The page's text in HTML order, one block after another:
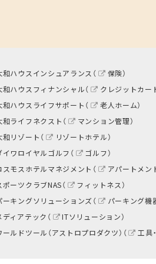
和ハウスインシュアランス（ 保険）
和ハウスフィナンシャル（ クレジットカー
和ハウスライフサポート（ 老人ホーム）
和ライフネクスト（ マンション管理）
和リゾート（ リゾートホテル）
イワロイヤルゴルフ（ ゴルフ）
スモスホテルマネジメント（ アパートメン
ポーツクラブNAS（ フィットネス）
ーキングソリューションズ（ パーキング機
ディアテック（ ITソリューション）
ールドツール（アストロプロダクツ）（ 工具